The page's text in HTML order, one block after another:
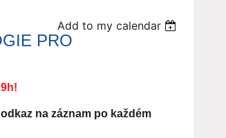
Add to my calendar
PRO
na záznam po každém